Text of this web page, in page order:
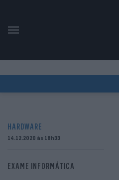
HARDWARE
14.12.2020 às 18h33
EXAME INFORMÁTICA